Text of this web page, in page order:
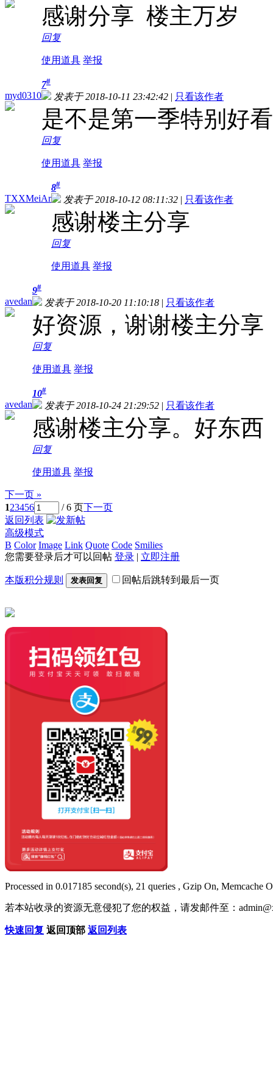
感谢分享 楼主万岁
回复
使用道具 举报
myd0310
7#
发表于 2018-10-11 23:42:42 | 只看该作者
是不是第一季特别好看
回复
使用道具 举报
TXXMeiAr
8#
发表于 2018-10-12 08:11:32 | 只看该作者
感谢楼主分享
回复
使用道具 举报
avedan
9#
发表于 2018-10-20 11:10:18 | 只看该作者
好资源，谢谢楼主分享
回复
使用道具 举报
avedan
10#
发表于 2018-10-24 21:29:52 | 只看该作者
感谢楼主分享。好东西
回复
使用道具 举报
下一页 »
123456 / 6 页下一页
返回列表
高级模式
B Color Image Link Quote Code Smilies
您需要登录后才可以回帖 登录 | 立即注册
本版积分规则 发表回复 回帖后跳转到最后一页
Processed in 0.017185 second(s), 21 queries , Gzip On, Memcache
若本站收录的资源无意侵犯了您的权益，请发邮件至：
快速回复 返回顶部 返回列表